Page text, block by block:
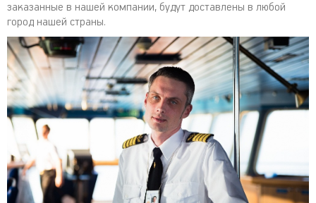
заказанные в нашей компании, будут доставлены в любой
город нашей страны.